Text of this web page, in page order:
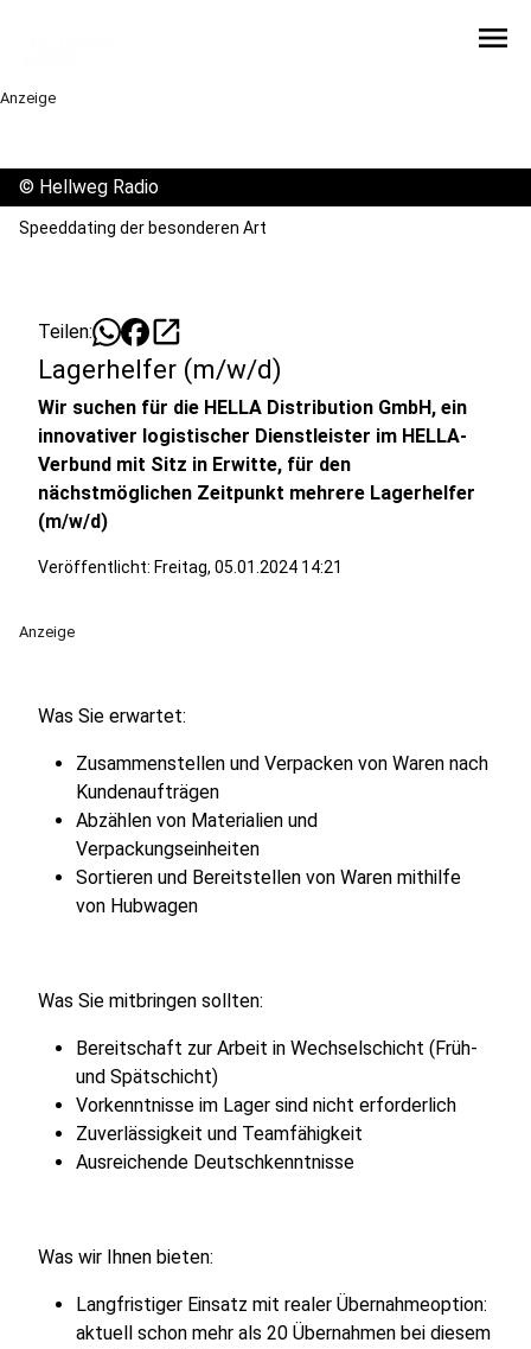
menu
Anzeige
© Hellweg Radio
Speeddating der besonderen Art
Teilen: open_in_new
Lagerhelfer (m/w/d)
Wir suchen für die HELLA Distribution GmbH, ein
innovativer logistischer Dienstleister im HELLA-
Verbund mit Sitz in Erwitte, für den
nächstmöglichen Zeitpunkt mehrere Lagerhelfer
(m/w/d)
Veröffentlicht: Freitag, 05.01.2024 14:21
Anzeige
Was Sie erwartet:
Zusammenstellen und Verpacken von Waren nach
Kundenaufträgen
Abzählen von Materialien und
Verpackungseinheiten
Sortieren und Bereitstellen von Waren mithilfe
von Hubwagen
Was Sie mitbringen sollten:
Bereitschaft zur Arbeit in Wechselschicht (Früh-
und Spätschicht)
Vorkenntnisse im Lager sind nicht erforderlich
Zuverlässigkeit und Teamfähigkeit
Ausreichende Deutschkenntnisse
Was wir Ihnen bieten:
Langfristiger Einsatz mit realer Übernahmeoption:
aktuell schon mehr als 20 Übernahmen bei diesem